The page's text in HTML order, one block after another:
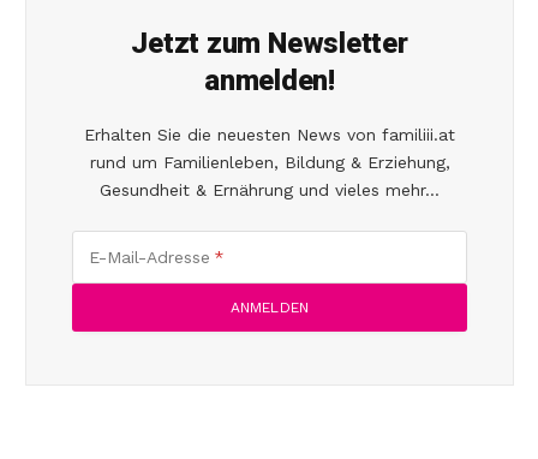
Jetzt zum Newsletter
anmelden!
Erhalten Sie die neuesten News von familiii.at
rund um Familienleben, Bildung & Erziehung,
Gesundheit & Ernährung und vieles mehr...
E-Mail-Adresse